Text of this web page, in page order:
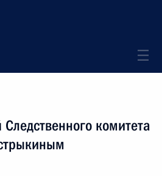
Следственного комитета